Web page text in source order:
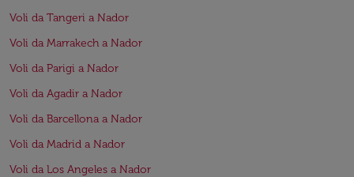
Voli da Tangeri a Nador
Voli da Marrakech a Nador
Voli da Parigi a Nador
Voli da Agadir a Nador
Voli da Barcellona a Nador
Voli da Madrid a Nador
Voli da Los Angeles a Nador